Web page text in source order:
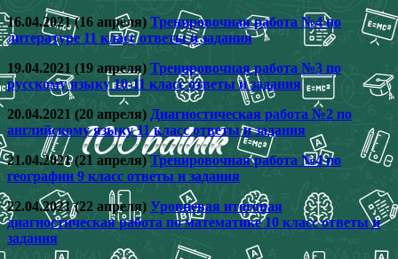
16.04.2021 (16 апреля) Тренировочная работа №4 по
литературе 11 класс ответы и задания
19.04.2021 (19 апреля) Тренировочная работа №3 по
русскому языку 10-11 класс ответы и задания
20.04.2021 (20 апреля) Диагностическая работа №2 по
английскому языку 11 класс ответы и задания
21.04.2021 (21 апреля) Тренировочная работа №4 по
географии 9 класс ответы и задания
22.04.2021 (22 апреля) Уровневая итоговая
диагностическая работа по математике 10 класс ответы и
задания